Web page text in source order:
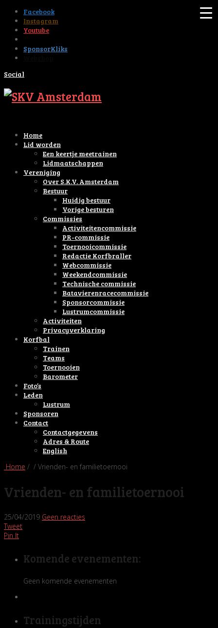
Facebook
Instagram
Youtube
SponsorKliks
Social
Home
Lid worden
Een keertje meetrainen
Lidmaatschappen
Vereniging
Over S.K.V. Amsterdam
Bestuur
Huidig bestuur
Vorige besturen
Commissies
Activiteitencommissie
PR-commissie
Toernooicommissie
Redactie Korfbraller
Webcommissie
Weekendcommissie
Technische commissie
Batavierenracecommissie
Sponsorcommissie
Lustrumcommissie
Activiteiten
Privacyverklaring
Korfbal
Trainen
Teams
Toernooien
Barometer
Foto’s
Leden
Lustrum
Sponsoren
Contact
Contactgegevens
Adres & Route
English
Home / / Vrienden- en familietoernooi
Vrienden- en familietoernooi
25/04/2019 Geen reacties
Tweet
Pin It
Komende evenementen:
Geen komende evenementen
Trainingstijden